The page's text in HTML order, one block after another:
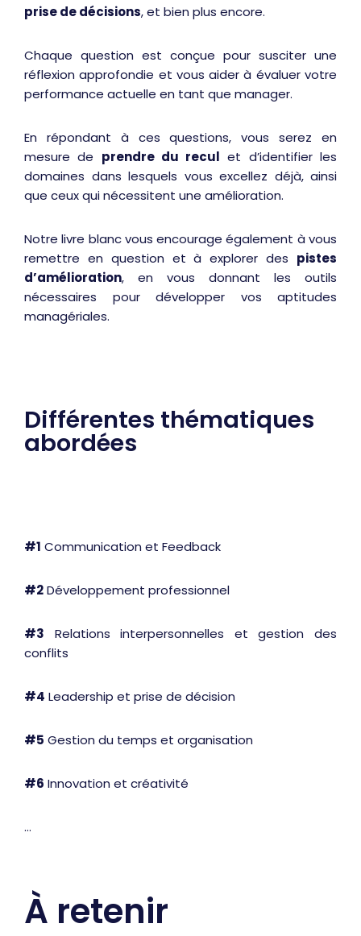
prise de décisions, et bien plus encore.
Chaque question est conçue pour susciter une
réflexion approfondie et vous aider à évaluer votre
performance actuelle en tant que manager.
En répondant à ces questions, vous serez en
mesure de prendre du recul et d’identifier les
domaines dans lesquels vous excellez déjà, ainsi
que ceux qui nécessitent une amélioration.
Notre livre blanc vous encourage également à vous
remettre en question et à explorer des pistes
d’amélioration, en vous donnant les outils
nécessaires pour développer vos aptitudes
managériales.
Différentes thématiques
abordées
#1 Communication et Feedback
#2Développement professionnel
#3 Relations interpersonnelles et gestion des
conflits
#4 Leadership et prise de décision
#5 Gestion du temps et organisation
#6 Innovation et créativité
…
À retenir